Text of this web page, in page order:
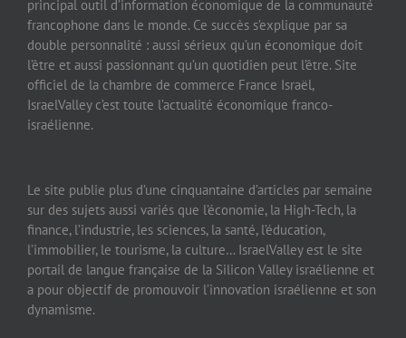
principal outil d’information économique de la communauté
francophone dans le monde. Ce succès s’explique par sa
double personnalité : aussi sérieux qu’un économique doit
l’être et aussi passionnant qu’un quotidien peut l’être. Site
officiel de la chambre de commerce France Israël,
IsraelValley c’est toute l’actualité économique franco-
israélienne.
Le site publie plus d’une cinquantaine d’articles par semaine
sur des sujets aussi variés que l’économie, la High-Tech, la
finance, l’industrie, les sciences, la santé, l’éducation,
l’immobilier, le tourisme, la culture… IsraelValley est le site
portail de langue française de la Silicon Valley israélienne et
a pour objectif de promouvoir l’innovation israélienne et son
dynamisme.